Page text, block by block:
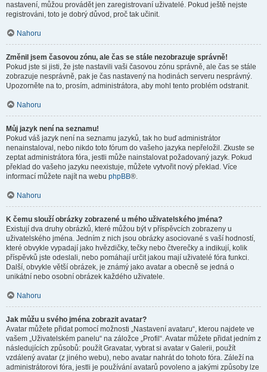
nastavení, můžou provádět jen zaregistrovaní uživatelé. Pokud ještě nejste
registrováni, toto je dobrý důvod, proč tak učinit.
Nahoru
Změnil jsem časovou zónu, ale čas se stále nezobrazuje správně!
Pokud jste si jisti, že jste nastavili vaši časovou zónu správně, ale čas se stále
zobrazuje nesprávně, pak je čas nastavený na hodinách serveru nesprávný.
Upozorněte na to, prosím, administrátora, aby mohl tento problém odstranit.
Nahoru
Můj jazyk není na seznamu!
Pokud váš jazyk není na seznamu jazyků, tak ho buď administrátor
nenainstaloval, nebo nikdo toto fórum do vašeho jazyka nepřeložil. Zkuste se
zeptat administrátora fóra, jestli může nainstalovat požadovaný jazyk. Pokud
překlad do vašeho jazyku neexistuje, můžete vytvořit nový překlad. Více
informací můžete najít na webu phpBB®.
Nahoru
K čemu slouží obrázky zobrazené u mého uživatelského jména?
Existují dva druhy obrázků, které můžou být v příspěvcích zobrazeny u
uživatelského jména. Jedním z nich jsou obrázky asociované s vaší hodností,
které obvykle vypadají jako hvězdičky, tečky nebo čtverečky a indikují, kolik
příspěvků jste odeslali, nebo pomáhají určit jakou mají uživatelé fóra funkci.
Další, obvykle větší obrázek, je známý jako avatar a obecně se jedná o
unikátní nebo osobní obrázek každého uživatele.
Nahoru
Jak můžu u svého jména zobrazit avatar?
Avatar můžete přidat pomocí možnosti „Nastavení avataru“, kterou najdete ve
vašem „Uživatelském panelu“ na záložce „Profil“. Avatar můžete přidat jedním z
následujících způsobů: použít Gravatar, vybrat si avatar v Galerii, použít
vzdálený avatar (z jiného webu), nebo avatar nahrát do tohoto fóra. Záleží na
administrátorovi fóra, jestli je používání avatarů povoleno a jakými způsoby lze